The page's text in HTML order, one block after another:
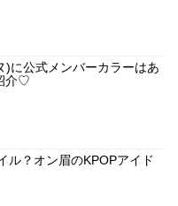
)に公式メンバーカラーはあ
介♡
ル？オン眉のKPOPアイド